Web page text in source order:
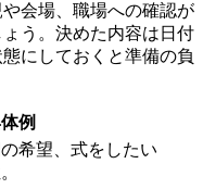
会場、職場への確認が
う。決めた内容は日付
にしておくと準備の負
例
希望、式をしたい